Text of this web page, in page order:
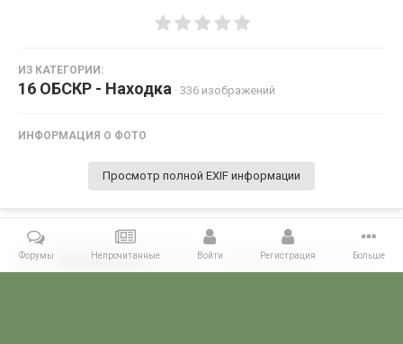
ИЗ КАТЕГОРИИ:
16 ОБСКР - Находка · 336 изображений
ИНФОРМАЦИЯ О ФОТО
Просмотр полной EXIF информации
Поделиться Подписчики 0
Форумы Непрочитанные Войти Регистрация Больше